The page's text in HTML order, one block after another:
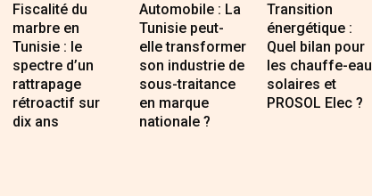
Fiscalité du
marbre en
Tunisie : le
spectre d’un
rattrapage
rétroactif sur
dix ans
Automobile : La
Tunisie peut-
elle transformer
son industrie de
sous-traitance
en marque
nationale ?
Transition
énergétique :
Quel bilan pour
les chauffe-eau
solaires et
PROSOL Elec ?